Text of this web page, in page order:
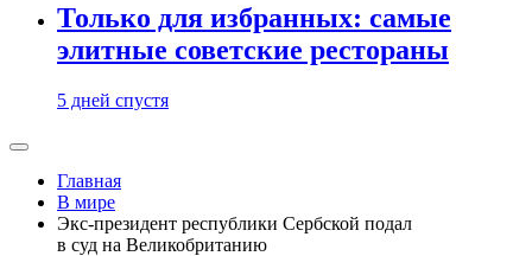
Только для избранных: самые
элитные советские рестораны
5 дней спустя
Главная
В мире
Экс-президент республики Сербской подал
в суд на Великобританию